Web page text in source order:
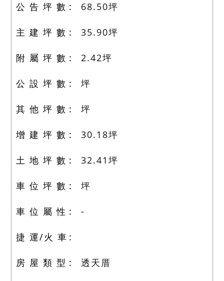
公 告 坪 數 68.50坪
主 建 坪 數 35.90坪
附 屬 坪 數 2.42坪
公 設 坪 數 坪
其 他 坪 數 坪
增 建 坪 數 30.18坪
土 地 坪 數 32.41 坪
車 位 坪 數 坪
車 位 屬 性 -
捷 運/火 車
房 屋 類 型 透天厝